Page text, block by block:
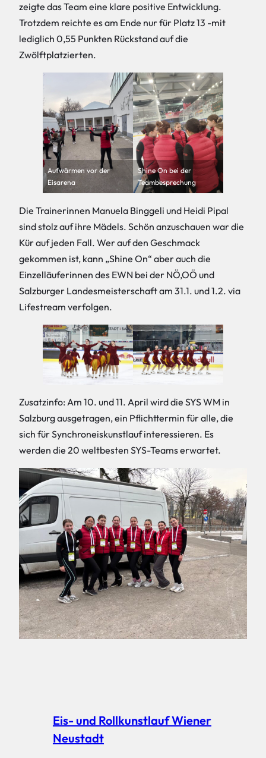
zeigte das Team eine klare positive Entwicklung.
Trotzdem reichte es am Ende nur für Platz 13 -mit
lediglich 0,55 Punkten Rückstand auf die
Zwölftplatzierten.
Aufwärmen vor der
Eisarena
Shine On bei der
Teambesprechung
Die Trainerinnen Manuela Binggeli und Heidi Pipal
sind stolz auf ihre Mädels. Schön anzuschauen war die
Kür auf jeden Fall. Wer auf den Geschmack
gekommen ist, kann „Shine On“ aber auch die
Einzelläuferinnen des EWN bei der NÖ,OÖ und
Salzburger Landesmeisterschaft am 31.1. und 1.2. via
Lifestream verfolgen.
Zusatzinfo: Am 10. und 11. April wird die SYS WM in
Salzburg ausgetragen, ein Pflichttermin für alle, die
sich für Synchroneiskunstlauf interessieren. Es
werden die 20 weltbesten SYS-Teams erwartet.
Eis- und Rollkunstlauf Wiener
Neustadt